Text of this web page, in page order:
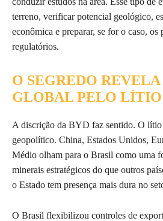
terreno, verificar potencial geológico,
econômica e preparar, se for o caso,
regulatórios.
O SEGREDO
GLOBAL PELO
A discrição da BYD faz sentido. O
geopolítico. China, Estados Unidos,
Médio olham para o Brasil como uma
minerais estratégicos do que outros
o Estado tem presença mais dura no
O Brasil flexibilizou controles de